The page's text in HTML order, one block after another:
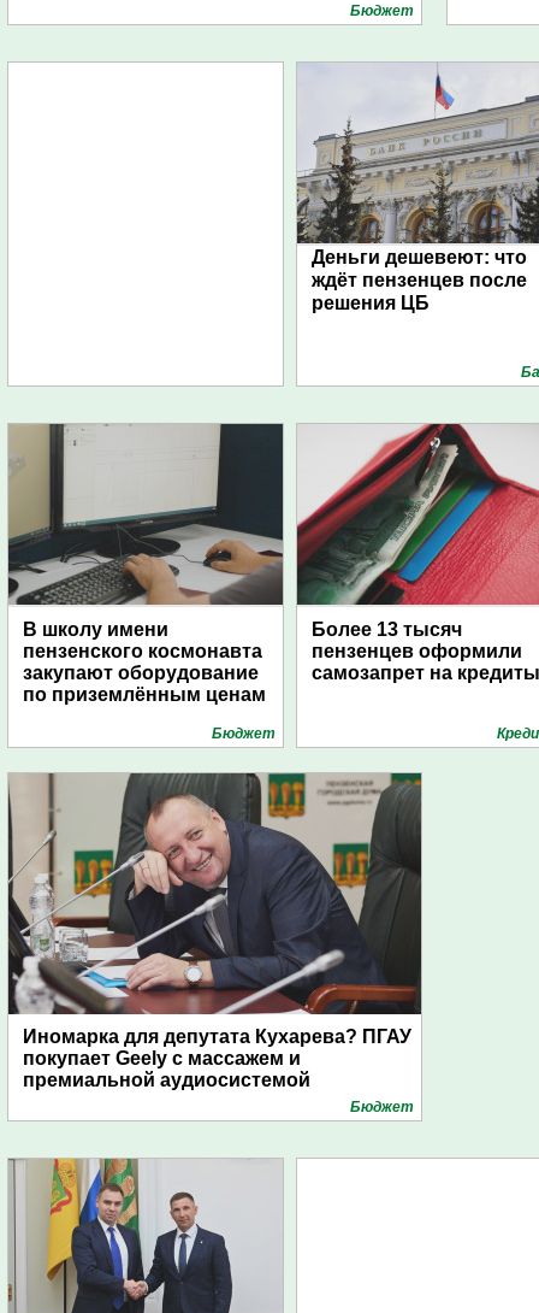
Бюджет
Деньги дешевеют: что
ждёт пензенцев после
решения ЦБ
В школу имени
пензенского космонавта
закупают оборудование
по приземлённым ценам
Бюджет
Более 13 тысяч
пензенцев оформили
самозапрет на кредиты
Иномарка для депутата Кухарева? ПГАУ
покупает Geely с массажем и
премиальной аудиосистемой
Бюджет